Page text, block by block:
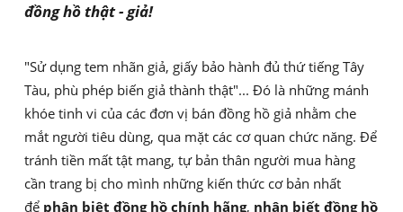
đồng hồ thật - giả!
"Sử dụng tem nhãn giả, giấy bảo hành đủ thứ tiếng Tây
Tàu, phù phép biến giả thành thật"... Đó là những mánh
khóe tinh vi của các đơn vị bán đồng hồ giả nhằm che
mắt người tiêu dùng, qua mặt các cơ quan chức năng. Để
tránh tiền mất tật mang, tự bản thân người mua hàng
cần trang bị cho mình những kiến thức cơ bản nhất
để phân biệt đồng hồ chính hãng, nhận biết đồng hồ